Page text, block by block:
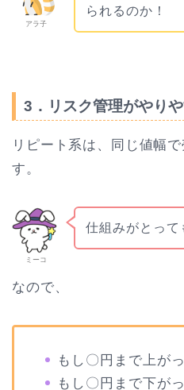
アラ子
られるのか！
3．リスク管理がやり
リピート系は、同じ値幅
す。
ミーコ
仕組みがとって
なので、
もし〇円まで上が
もし〇円まで下が